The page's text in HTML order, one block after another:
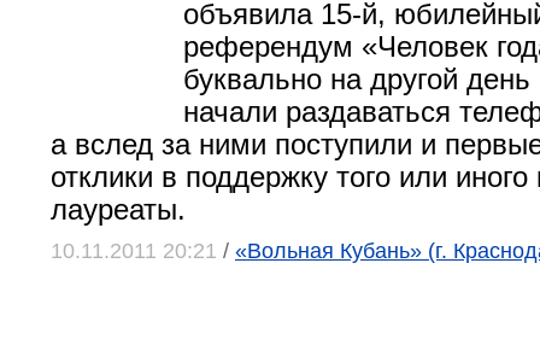
объявила 15-й,
референдум «Человек
буквально на другой
начали раздаваться
а вслед за ними поступили и
отклики в поддержку того или
лауреаты.
10.11.2011 20:21 / «Вольная Кубань» (г.